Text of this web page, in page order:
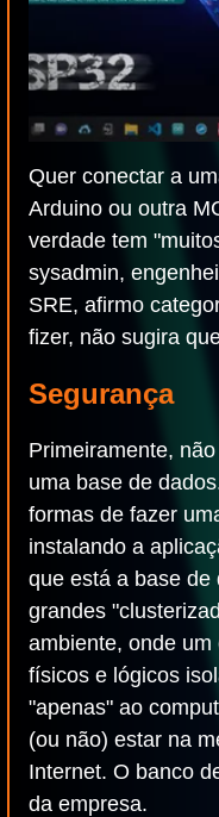
Quer conectar a
Arduino ou outra
verdade tem
sysadmin,
SRE, afirmo
fizer, não sugira
Segurança
Primeiramente,
uma base de
formas de fazer
instalando a
que está a base de
grandes
ambiente, onde
físicos e lógicos
"apenas" ao
(ou não) estar na
Internet. O banco
da empresa.